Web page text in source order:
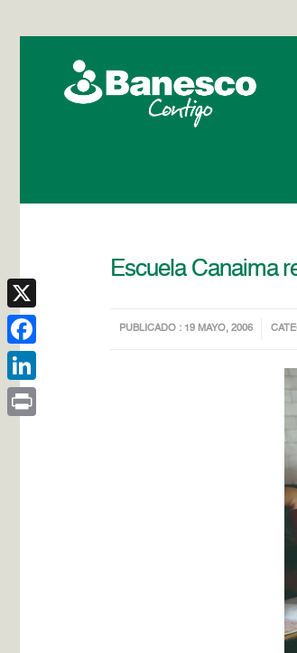
Escuela Canaima
PUBLICADO : 19 MAYO, 2006
X
Facebook
LinkedIn